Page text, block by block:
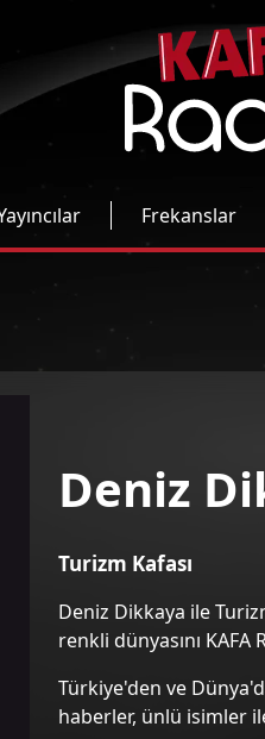
Frekanslar
Deniz
Turizm Kafası
Deniz Dikkaya ile
renkli dünyasını
Türkiye'den ve
haberler, ünlü isimler